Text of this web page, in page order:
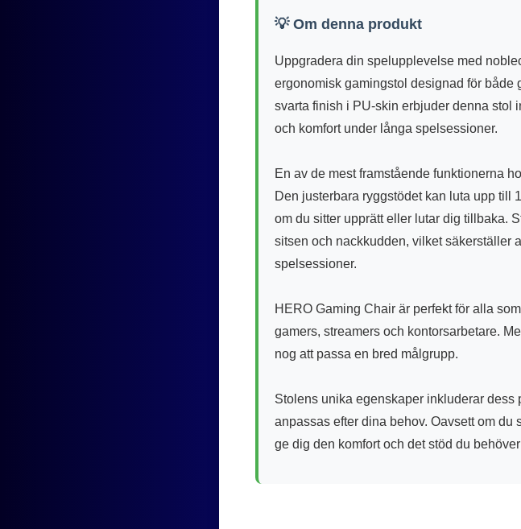
💡 Om denna produkt
Uppgradera din spelupplevelse med
ergonomisk gamingstol designad för både
svarta finish i PU-skin erbjuder denna stol
och komfort under långa spelsessioner.
En av de mest framstående funktionerna
Den justerbara ryggstödet kan luta upp till
om du sitter upprätt eller lutar dig tillbaka.
sitsen och nackkudden, vilket säkerställer
spelsessioner.
HERO Gaming Chair är perfekt för alla
gamers, streamers och kontorsarbetare.
nog att passa en bred målgrupp.
Stolens unika egenskaper inkluderar dess
anpassas efter dina behov. Oavsett om
ge dig den komfort och det stöd du